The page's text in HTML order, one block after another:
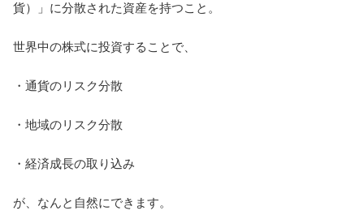
貨）」に分散された資産を持つこと。
世界中の株式に投資することで、
・通貨のリスク分散
・地域のリスク分散
・経済成長の取り込み
が、なんと自然にできます。